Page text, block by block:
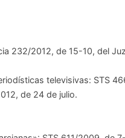
232/2012, de 15-10, del
televisivas: STS
de 24 de julio.